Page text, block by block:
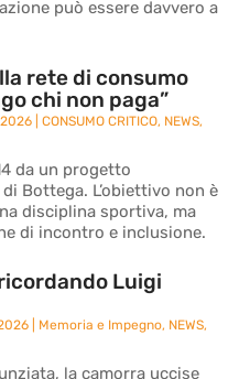
può essere davvero a
rete di consumo
chi non paga”
|CONSUMO CRITICO, NEWS,
da un progetto
Bottega. L’obiettivo non è
disciplina sportiva, ma
di incontro e inclusione.
Luigi
Memoria e Impegno, NEWS,
la camorra uccise